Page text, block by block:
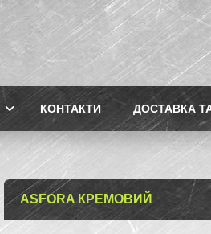
КОНТАКТИ ДОСТАВКА
ASFORA КРЕМОВИЙ